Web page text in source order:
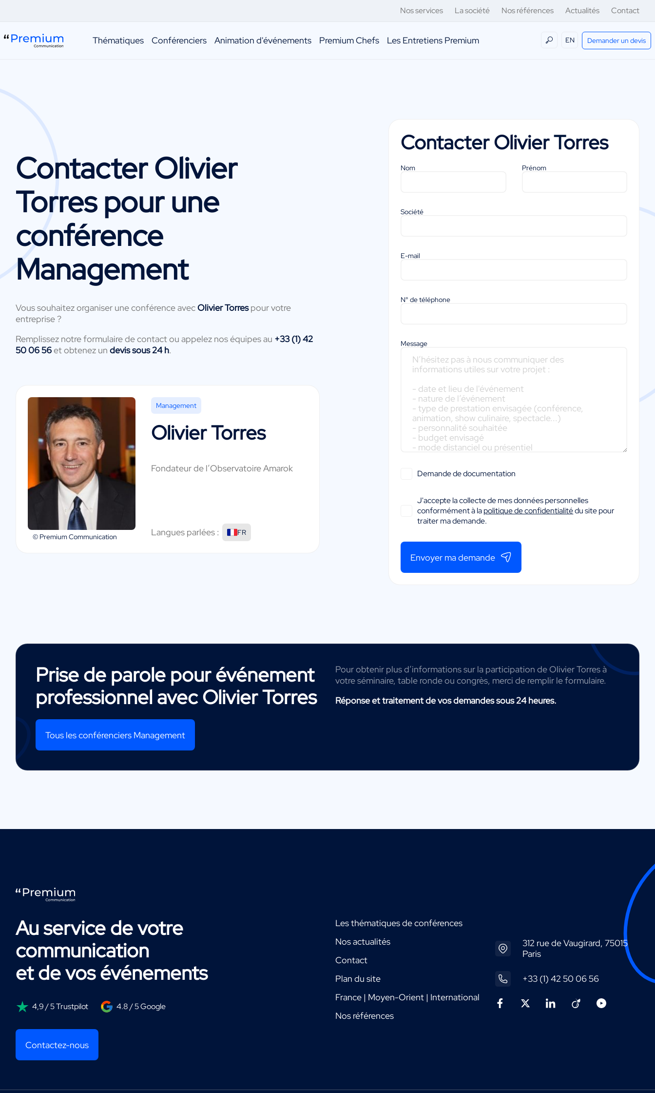
Nos services La société Nos références Actualités Contact
Thématiques Conférenciers Animation d'événements Premium Chefs Les Entretiens Premium EN Demander un devis
ContacterOlivier
Torrespour une
conférence
Management
Vous souhaitez organiser une conférence avecOlivier Torrespour votre
entreprise ?
Remplissez notre formulaire de contact ou appelez nos équipes au +33 (1) 42
50 06 56et obtenez un devis sous 24 h.
© Premium Communication
Management
Olivier Torres
Fondateur de l’Observatoire Amarok
Langues parlées : FR
ContacterOlivier Torres
Nom Prénom
Société
E-mail
N° de téléphone
Message
Demande de documentation
J'accepte la collecte de mes données personnelles
conformément à lapolitique de confidentialitédu site pour
traiter ma demande.
Envoyer ma demande
Prise de parole pour événement
professionnel avecOlivier Torres
Tous les conférenciers Management
Pour obtenir plus d’informations sur la participation de Olivier Torres à
votre séminaire, table ronde ou congrès, merci de remplir le formulaire.
Réponse et traitement de vos demandes sous 24 heures.
Au service de votre
communication
et de vos événements
4,9 / 5 Trustpilot 4.8 / 5 Google
Contactez-nous
Les thématiques de conférences
Nos actualités
Contact
Plan du site
France | Moyen-Orient | International
Nos références
312 rue de Vaugirard, 75015
Paris
+33 (1) 42 50 06 56